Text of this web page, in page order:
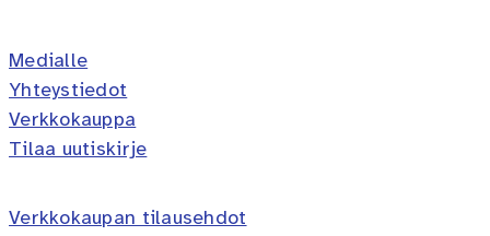
Medialle
Yhteystiedot
Verkkokauppa
Tilaa uutiskirje
Verkkokaupan tilausehdot